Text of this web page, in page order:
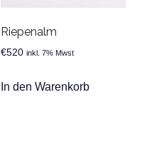
Riepenalm
€520 inkl. 7% Mwst
In den Warenkorb